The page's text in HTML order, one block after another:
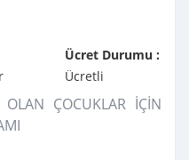
Ücret Durumu :
Ücretli
ÇOCUKLAR İÇİN